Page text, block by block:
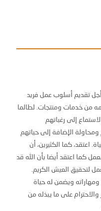
أجل تقديم أسلوب عمل فريد
من خدمات ومنتجات. لطالما
إلى رغباتهم
الإضافة إلى حياتهم
كما الكثيرين، أن
كما اعتقد أيضا بأن الله قد
لتحقيق العيش الكريم.
ويضمن له حياة
على ما يبذله من